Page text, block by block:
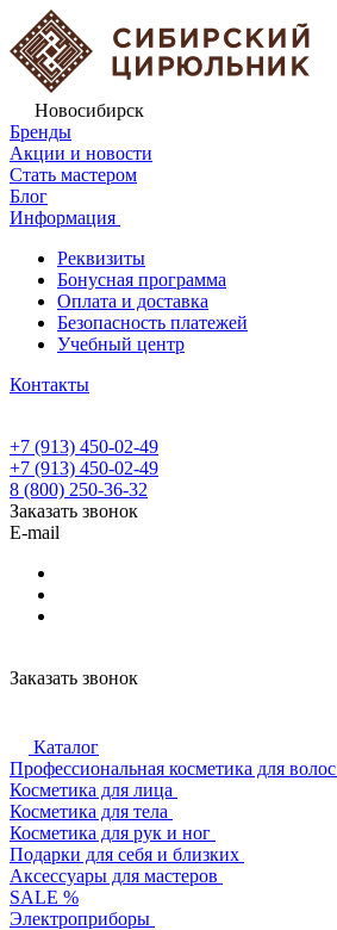
Новосибирск
Бренды
Акции и новости
Стать мастером
Блог
Информация
Реквизиты
Бонусная программа
Оплата и доставка
Безопасность платежей
Учебный центр
Контакты
+7 (913) 450-02-49
+7 (913) 450-02-49
8 (800) 250-36-32
Заказать звонок
E-mail
Заказать звонок
Каталог
Профессиональная косметика для волос
Косметика для лица
Косметика для тела
Косметика для рук и ног
Подарки для себя и близких
Аксессуары для мастеров
SALE %
Электроприборы